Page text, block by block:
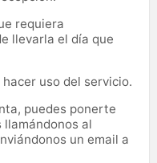
requiera
llevarla el día que
uso del servicio.
puedes ponerte
al
un email a